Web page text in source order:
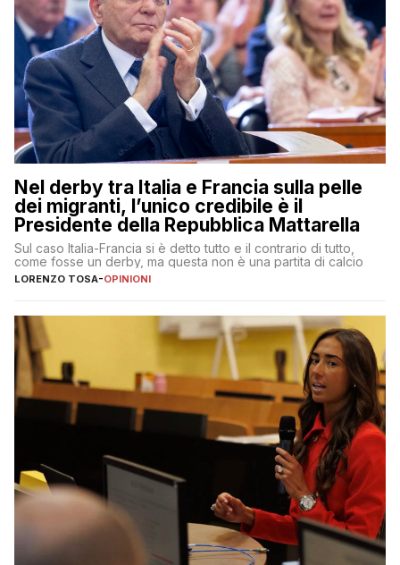
Nel derby tra Italia e Francia sulla pelle
dei migranti, l’unico credibile è il
Presidente della Repubblica Mattarella
Sul caso Italia-Francia si è detto tutto e il contrario di tutto,
come fosse un derby, ma questa non è una partita di calcio
LORENZO TOSA-OPINIONI